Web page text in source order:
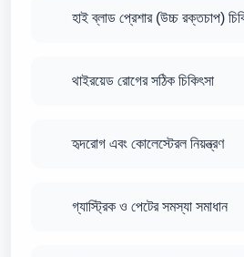
হাই ব্লাড প্রেশার (উচ্চ রক্তচাপ)
থাইরয়েড রোগের সঠিক চিকিৎসা
হৃদরোগ এবং কোলেস্টেরল নিয়ন্ত্রণ
গ্যাস্ট্রিক ও পেটের সমস্যা সমাধান